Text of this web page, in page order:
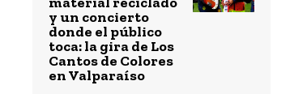
y un concierto
donde el público
toca: la gira de Los
Cantos de Colores
en Valparaíso